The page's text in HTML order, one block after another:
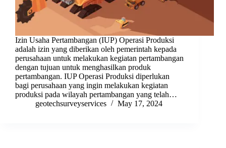
Izin Usaha Pertambangan (IUP) Operasi Produksi
adalah izin yang diberikan oleh pemerintah kepada
perusahaan untuk melakukan kegiatan pertambangan
dengan tujuan untuk menghasilkan produk
pertambangan. IUP Operasi Produksi diperlukan
bagi perusahaan yang ingin melakukan kegiatan
produksi pada wilayah pertambangan yang telah…
geotechsurveyservices
May 17, 2024